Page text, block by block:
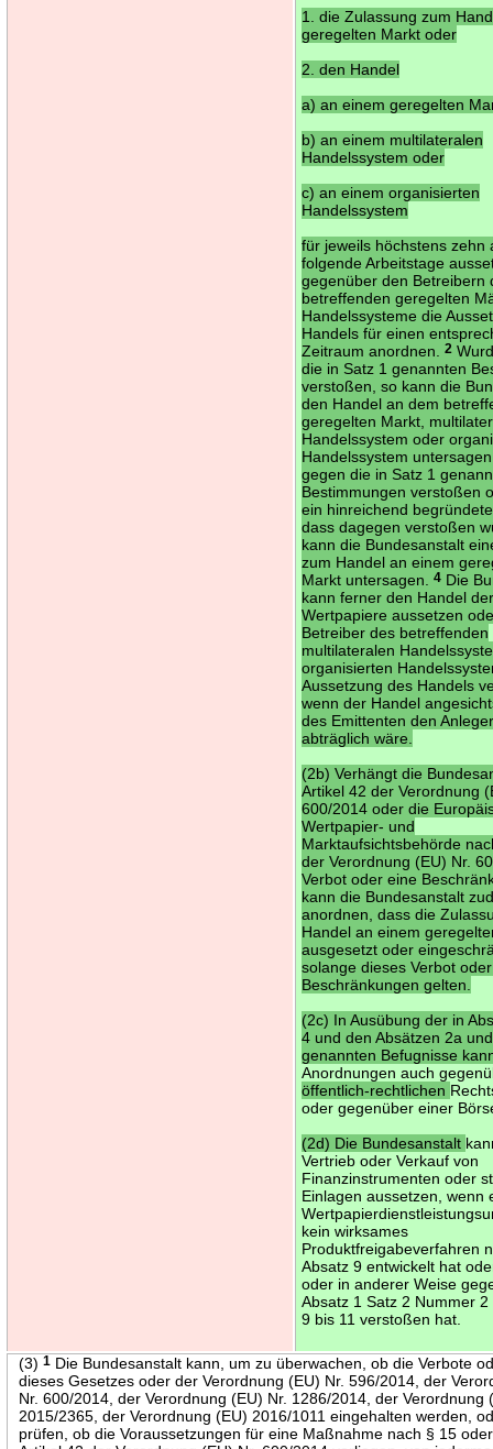
1. die Zulassung zum
geregelten Markt oder
2. den Handel
a) an einem geregelten
b) an einem multilateralen
Handelssystem oder
c) an einem organisierten
Handelssystem
für jeweils höchstens zehn
folgende Arbeitstage
gegenüber den Betreibern
betreffenden geregelten
Handelssysteme die
Handels für einen
Zeitraum anordnen.2
die in Satz 1 genannten
verstoßen, so kann die
den Handel an dem
geregelten Markt,
Handelssystem oder
Handelssystem
gegen die in Satz 1
Bestimmungen verstoßen
ein hinreichend
dass dagegen verstoßen
kann die Bundesanstalt
zum Handel an einem
Markt untersagen.4 Die
kann ferner den Handel
Wertpapiere aussetzen
Betreiber des betreffenden
multilateralen
organisierten
Aussetzung des Handels
wenn der Handel
des Emittenten den
abträglich wäre.
(2b) Verhängt die
Artikel 42 der Verordnung
600/2014 oder die
Wertpapier- und
Marktaufsichtsbehörde
der Verordnung (EU) Nr.
Verbot oder eine
kann die Bundesanstalt
anordnen, dass die
Handel an einem
ausgesetzt oder
solange dieses Verbot
Beschränkungen gelten.
(2c) In Ausübung der in
4 und den Absätzen 2a
genannten Befugnisse
Anordnungen auch
öffentlich-rechtlichen
oder gegenüber einer
(2d) Die Bundesanstalt
Vertrieb oder Verkauf von
Finanzinstrumenten oder
Einlagen aussetzen, wenn
kein wirksames
Produktfreigabeverfahren
Absatz 9 entwickelt hat
oder in anderer Weise
Absatz 1 Satz 2 Nummer
9 bis 11 verstoßen hat.
(3)1 Die Bundesanstalt kann, um zu überwachen, ob die Verbote
dieses Gesetzes oder der Verordnung (EU) Nr. 596/2014, der
Nr. 600/2014, der Verordnung (EU) Nr. 1286/2014, der Verordnung
2015/2365, der Verordnung (EU) 2016/1011 eingehalten werden,
prüfen, ob die Voraussetzungen für eine Maßnahme nach § 15